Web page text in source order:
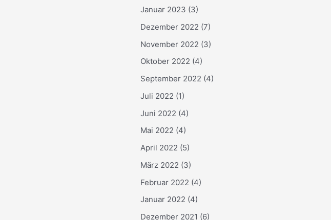
Januar 2023 (3)
Dezember 2022 (7)
November 2022 (3)
Oktober 2022 (4)
September 2022 (4)
Juli 2022 (1)
Juni 2022 (4)
Mai 2022 (4)
April 2022 (5)
März 2022 (3)
Februar 2022 (4)
Januar 2022 (4)
Dezember 2021 (6)